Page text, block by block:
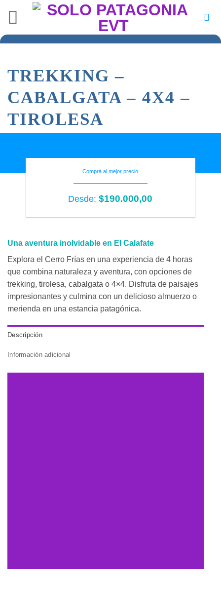
TREKKING –
CABALGATA – 4X4 –
TIROLESA
Comprá al mejor precio
Desde:$190.000,00
Una aventura inolvidable en El Calafate
Explora el Cerro Frías en una experiencia de 4 horas
que combina naturaleza y aventura, con opciones de
trekking, tirolesa, cabalgata o 4×4. Disfruta de paisajes
impresionantes y culmina con un delicioso almuerzo o
merienda en una estancia patagónica.
Descripción
Información adicional